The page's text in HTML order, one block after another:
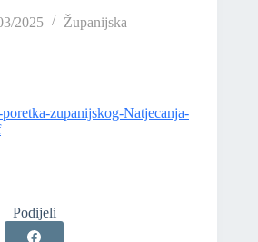
2025 Županijska
zupanijskog-Natjecanja-
Podijeli